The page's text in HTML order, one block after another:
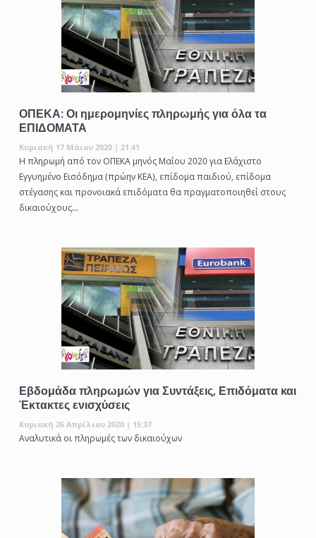
ΟΠΕΚΑ: Οι ημερομηνίες πληρωμής για όλα τα
ΕΠΙΔΟΜΑΤΑ
Κυριακή 17 Μάιου 2020 | 21:41
Η πληρωμή από τον ΟΠΕΚΑ μηνός Μαΐου 2020 για Ελάχιστο
Εγγυημένο Εισόδημα (πρώην ΚΕΑ), επίδομα παιδιού, επίδομα
στέγασης και προνοιακά επιδόματα θα πραγματοποιηθεί στους
δικαιούχους...
Εβδομάδα πληρωμών για Συντάξεις, Επιδόματα και
Έκτακτες ενισχύσεις
Κυριακή 26 Απρίλιου 2020 | 15:37
Αναλυτικά οι πληρωμές των δικαιούχων